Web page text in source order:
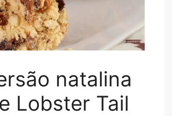
natalina
Lobster Tail